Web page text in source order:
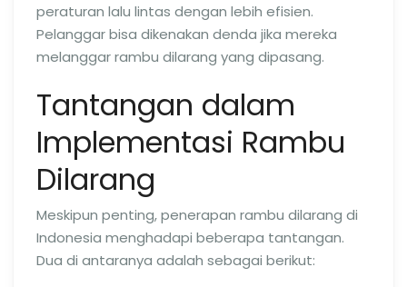
peraturan lalu lintas dengan lebih efisien.
Pelanggar bisa dikenakan denda jika mereka
melanggar rambu dilarang yang dipasang.
Tantangan dalam
Implementasi Rambu
Dilarang
Meskipun penting, penerapan rambu dilarang di
Indonesia menghadapi beberapa tantangan.
Dua di antaranya adalah sebagai berikut: